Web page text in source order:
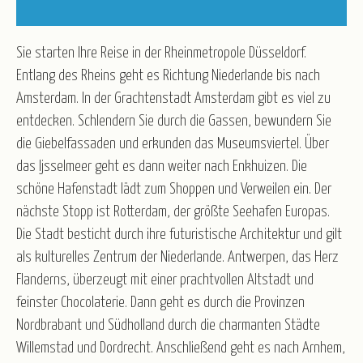
Advent
Weihnachten
Weihnachten & Silvester
Silvester
Winter & Frühjahr
R.U.F Reisebüro
Service
Katalogbestellung Blätterkatalog
Newsletter
Taxi-Service/Zustiege
Versicherung
Gruppenrabatt
Luftfahrt - Schwarze Liste
Anmeldeformular für Reisebüros
Wir über uns
Partner/Referenzen Stellenangebote
Kontakt
Öffnungszeiten
Sie starten Ihre Reise in der Rheinmetropole Düsseldorf.
Entlang des Rheins geht es Richtung Niederlande bis nach
Amsterdam. In der Grachtenstadt Amsterdam gibt es viel zu
entdecken. Schlendern Sie durch die Gassen, bewundern Sie
die Giebelfassaden und erkunden das Museumsviertel. Über
das Ijsselmeer geht es dann weiter nach Enkhuizen. Die
schöne Hafenstadt lädt zum Shoppen und Verweilen ein. Der
nächste Stopp ist Rotterdam, der größte Seehafen Europas.
Die Stadt besticht durch ihre futuristische Architektur und gilt
als kulturelles Zentrum der Niederlande. Antwerpen, das Herz
Flanderns, überzeugt mit einer prachtvollen Altstadt und
feinster Chocolaterie. Dann geht es durch die Provinzen
Nordbrabant und Südholland durch die charmanten Städte
Willemstad und Dordrecht. Anschließend geht es nach Arnhem,